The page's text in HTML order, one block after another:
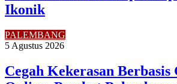
Ikonik
PALEMBANG
5 Agustus 2026
Cegah Kekerasan Berbasis